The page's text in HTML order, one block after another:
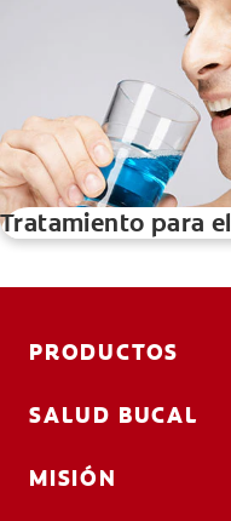
Tratamiento para
PRODUCTOS
SALUD BUCAL
MISIÓN